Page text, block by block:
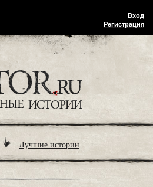
Вход
Регистрация
Лучшие истории